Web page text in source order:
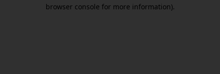
browser console for more information).